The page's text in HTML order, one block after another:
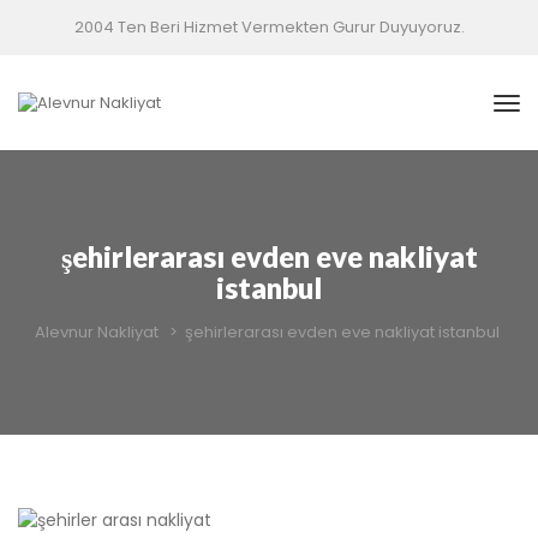
2004 Ten Beri Hizmet Vermekten Gurur Duyuyoruz.
şehirlerarası evden eve nakliyat
istanbul
Alevnur Nakliyat > şehirlerarası evden eve nakliyat istanbul